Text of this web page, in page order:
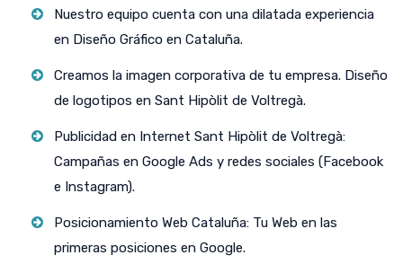
Nuestro equipo cuenta con una dilatada experiencia
en Diseño Gráfico en Cataluña.
Creamos la imagen corporativa de tu empresa. Diseño
de logotipos en Sant Hipòlit de Voltregà.
Publicidad en Internet Sant Hipòlit de Voltregà:
Campañas en Google Ads y redes sociales (Facebook
e Instagram).
Posicionamiento Web Cataluña: Tu Web en las
primeras posiciones en Google.